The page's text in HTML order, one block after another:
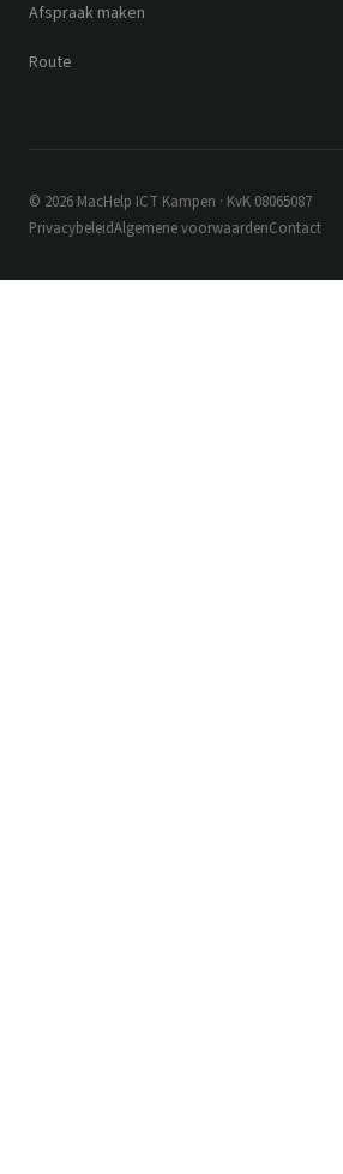
Afspraak maken
Route
© 2026 MacHelp ICT Kampen · KvK 08065087
PrivacybeleidAlgemene voorwaardenContact